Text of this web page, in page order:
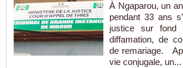
À Ngaparou, un
pendant 33 ans
justice sur fond
diffamation, de
de remariage.
vie conjugale, un...